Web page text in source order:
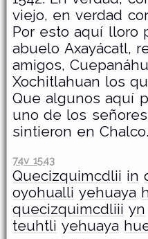
viejo, en verdad
Por esto aquí lloro
abuelo Axayácatl,
amigos,
Xochitlahuan los
Que algunos aquí
uno de los
sintieron en
74v 1543
Quecizquimcdlii in
oyohualli yehuaya
quecizquimcdliii yn
teuhtli yehuaya